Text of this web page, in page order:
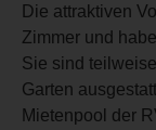
Die attraktiven
Zimmer und
Sie sind
Garten
Mietenpool der